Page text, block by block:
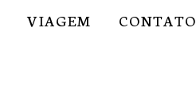
VIAGEM CONTATO